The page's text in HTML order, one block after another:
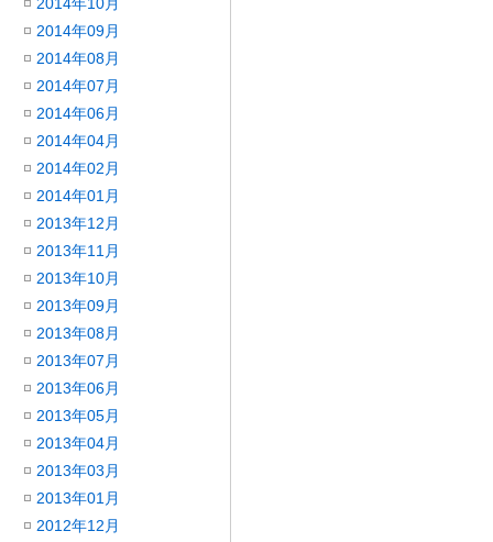
2014年09月
2014年08月
2014年07月
2014年06月
2014年04月
2014年02月
2014年01月
2013年12月
2013年11月
2013年10月
2013年09月
2013年08月
2013年07月
2013年06月
2013年05月
2013年04月
2013年03月
2013年01月
2012年12月